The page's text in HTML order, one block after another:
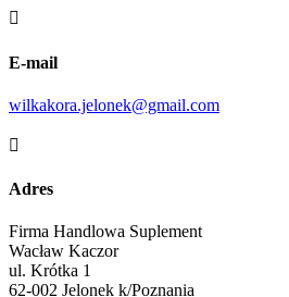

E-mail
wilkakora.jelonek@gmail.com

Adres
Firma Handlowa Suplement
Wacław Kaczor
ul. Krótka 1
62-002 Jelonek k/Poznania